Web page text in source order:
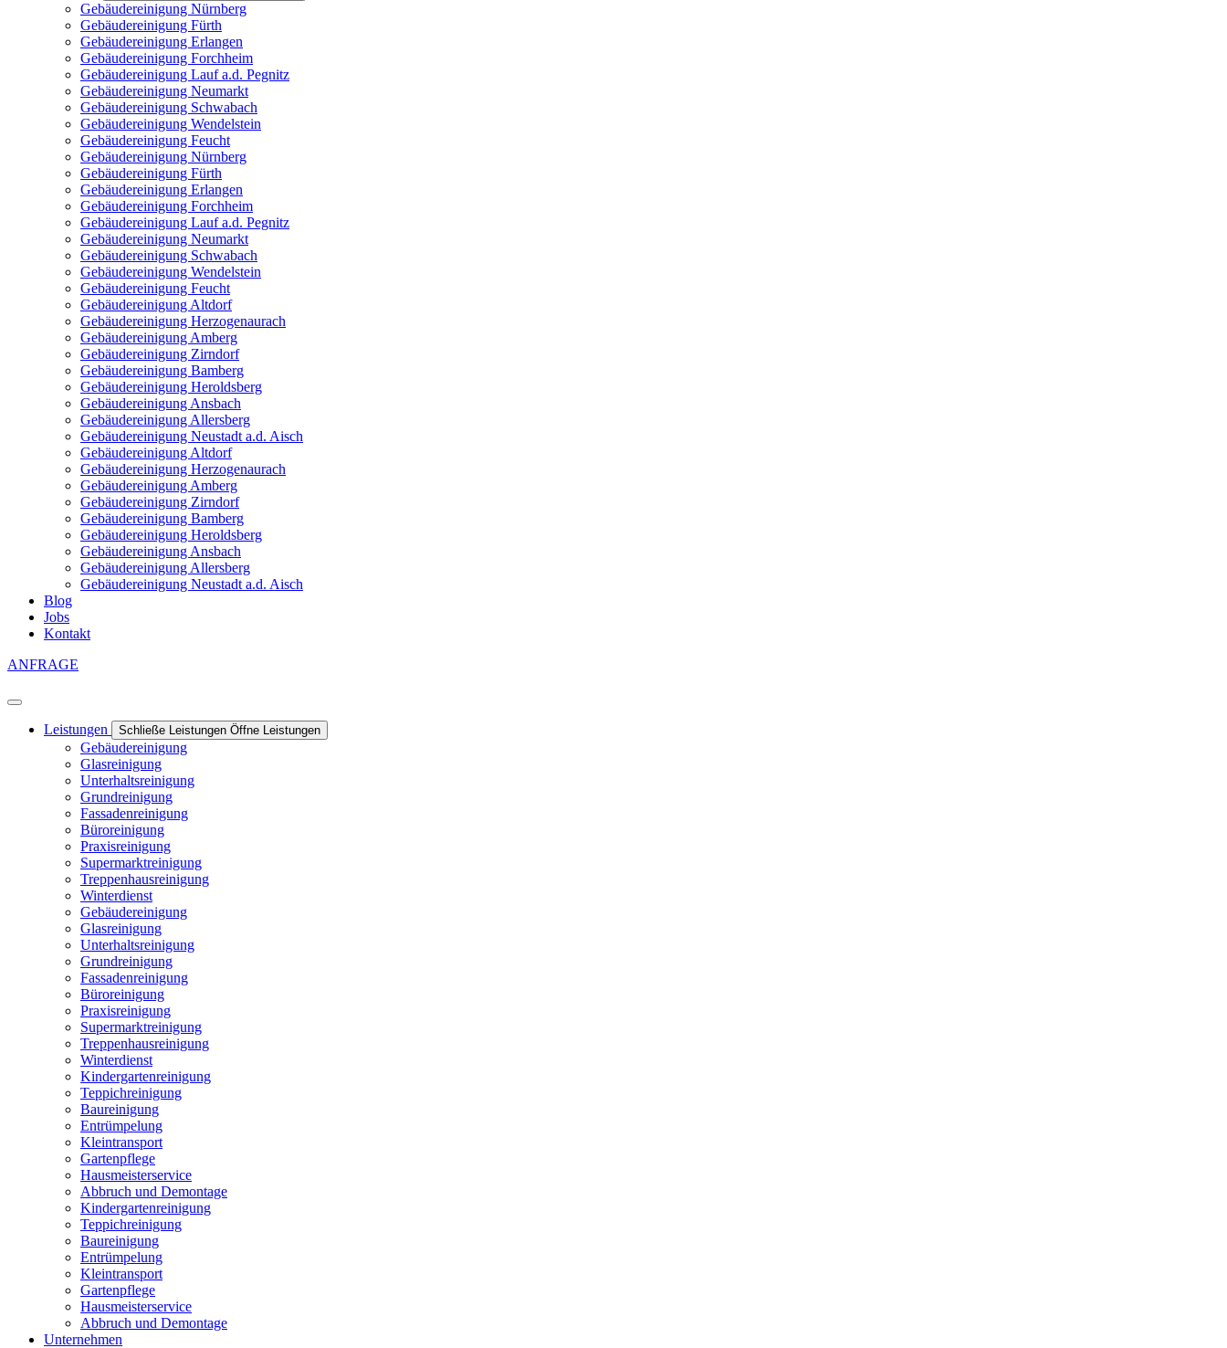
Gebäudereinigung Nürnberg
Gebäudereinigung Fürth
Gebäudereinigung Erlangen
Gebäudereinigung Forchheim
Gebäudereinigung Lauf a.d. Pegnitz
Gebäudereinigung Neumarkt
Gebäudereinigung Schwabach
Gebäudereinigung Wendelstein
Gebäudereinigung Feucht
Gebäudereinigung Nürnberg
Gebäudereinigung Fürth
Gebäudereinigung Erlangen
Gebäudereinigung Forchheim
Gebäudereinigung Lauf a.d. Pegnitz
Gebäudereinigung Neumarkt
Gebäudereinigung Schwabach
Gebäudereinigung Wendelstein
Gebäudereinigung Feucht
Gebäudereinigung Altdorf
Gebäudereinigung Herzogenaurach
Gebäudereinigung Amberg
Gebäudereinigung Zirndorf
Gebäudereinigung Bamberg
Gebäudereinigung Heroldsberg
Gebäudereinigung Ansbach
Gebäudereinigung Allersberg
Gebäudereinigung Neustadt a.d. Aisch
Gebäudereinigung Altdorf
Gebäudereinigung Herzogenaurach
Gebäudereinigung Amberg
Gebäudereinigung Zirndorf
Gebäudereinigung Bamberg
Gebäudereinigung Heroldsberg
Gebäudereinigung Ansbach
Gebäudereinigung Allersberg
Gebäudereinigung Neustadt a.d. Aisch
Blog
Jobs
Kontakt
ANFRAGE
Leistungen Schließe Leistungen Öffne Leistungen
Gebäudereinigung
Glasreinigung
Unterhaltsreinigung
Grundreinigung
Fassadenreinigung
Büroreinigung
Praxisreinigung
Supermarktreinigung
Treppenhausreinigung
Winterdienst
Gebäudereinigung
Glasreinigung
Unterhaltsreinigung
Grundreinigung
Fassadenreinigung
Büroreinigung
Praxisreinigung
Supermarktreinigung
Treppenhausreinigung
Winterdienst
Kindergartenreinigung
Teppichreinigung
Baureinigung
Entrümpelung
Kleintransport
Gartenpflege
Hausmeisterservice
Abbruch und Demontage
Kindergartenreinigung
Teppichreinigung
Baureinigung
Entrümpelung
Kleintransport
Gartenpflege
Hausmeisterservice
Abbruch und Demontage
Unternehmen